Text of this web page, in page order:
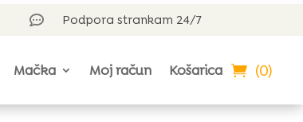
 Podpora strankam 24/7
Mačka Moj račun Košarica (0)